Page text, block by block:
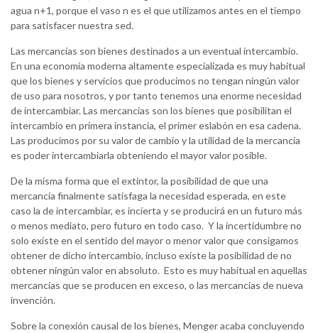
agua n+1, porque el vaso n es el que utilizamos antes en el tiempo
para satisfacer nuestra sed.
Las mercancías son bienes destinados a un eventual intercambio.
En una economía moderna altamente especializada es muy habitual
que los bienes y servicios que producimos no tengan ningún valor
de uso para nosotros, y por tanto tenemos una enorme necesidad
de intercambiar. Las mercancías son los bienes que posibilitan el
intercambio en primera instancia, el primer eslabón en esa cadena.
Las producimos por su valor de cambio y la utilidad de la mercancía
es poder intercambiarla obteniendo el mayor valor posible.
De la misma forma que el extintor, la posibilidad de que una
mercancía finalmente satisfaga la necesidad esperada, en este
caso la de intercambiar, es incierta y se producirá en un futuro más
o menos mediato, pero futuro en todo caso. Y la incertidumbre no
solo existe en el sentido del mayor o menor valor que consigamos
obtener de dicho intercambio, incluso existe la posibilidad de no
obtener ningún valor en absoluto. Esto es muy habitual en aquellas
mercancías que se producen en exceso, o las mercancías de nueva
invención.
Sobre la conexión causal de los bienes, Menger acaba concluyendo